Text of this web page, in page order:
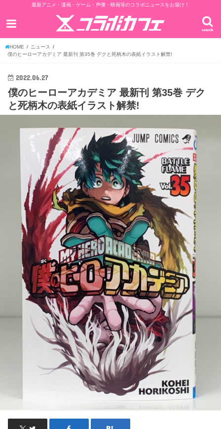
最新アニメ・漫画・ゲーム・声優・映画等のコラボニュースをお届け！
search
HOME
ニュース
僕のヒーローアカデミア 最新刊 第35巻 デクと死柄木の表紙イラスト解禁!
2022.06.27
僕のヒーローアカデミア 最新刊 第35巻 デク
と死柄木の表紙イラスト解禁!